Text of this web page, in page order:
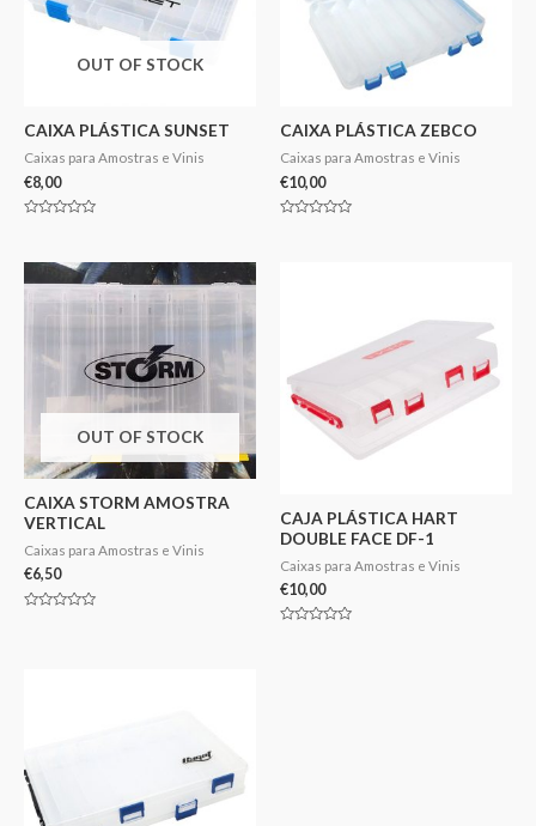
OUT OF STOCK
CAIXA PLÁSTICA SUNSET
Caixas para Amostras e Vinis
€8,00
5
CAIXA PLÁSTICA ZEBCO
Caixas para Amostras e Vinis
€10,00
OUT OF STOCK
CAIXA STORM AMOSTRA
VERTICAL
Caixas para Amostras e Vinis
€6,50
CAJA PLÁSTICA HART
DOUBLE FACE DF-1
Caixas para Amostras e Vinis
€10,00